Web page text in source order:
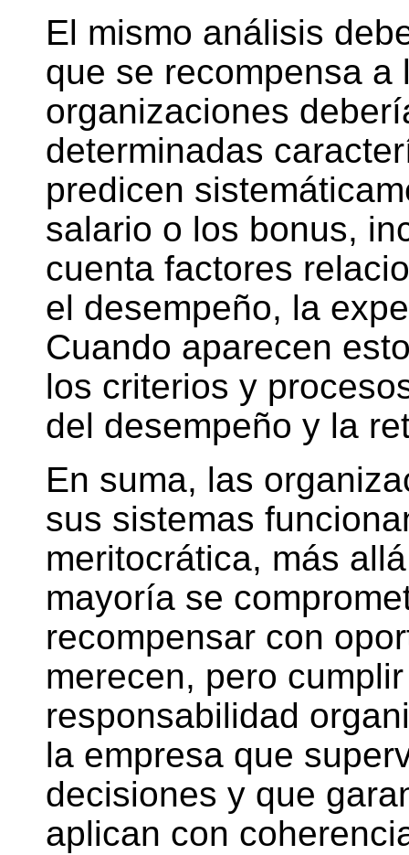
El mismo análisis
que se recompensa
organizaciones
determinadas
predicen
salario o los bonus,
cuenta factores
el desempeño, la
Cuando aparecen
los criterios y
del desempeño y la
En suma, las
sus sistemas
meritocrática, más
mayoría se
recompensar con
merecen, pero
responsabilidad
la empresa que
decisiones y que
aplican con